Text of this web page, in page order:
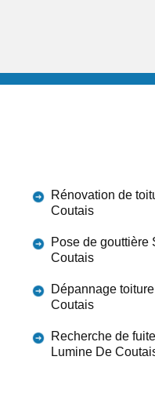
Rénovation de
Coutais
Pose de gouttière
Coutais
Dépannage
Coutais
Recherche de
Lumine De